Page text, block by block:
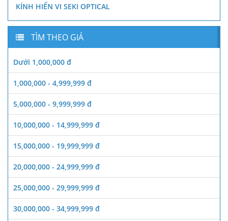
KÍNH HIỂN VI SEKI OPTICAL
TÌM THEO GIÁ
Dưới 1,000,000 đ
1,000,000 - 4,999,999 đ
5,000,000 - 9,999,999 đ
10,000,000 - 14,999,999 đ
15,000,000 - 19,999,999 đ
20,000,000 - 24,999,999 đ
25,000,000 - 29,999,999 đ
30,000,000 - 34,999,999 đ